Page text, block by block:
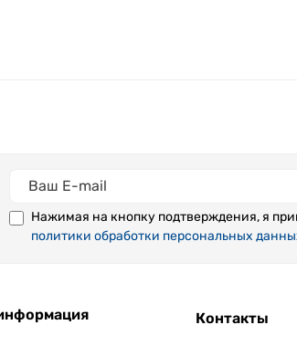
Нажимая на кнопку подтверждения, я
политики обработки персональных
Контакты